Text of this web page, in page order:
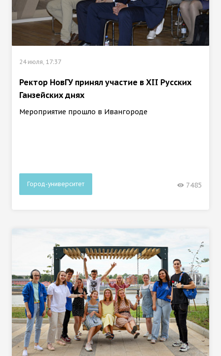
24 июля, 17:37
Ректор НовГУ принял участие в ХII Русских
Ганзейских днях
Мероприятие прошло в Ивангороде
Город-университет 7485